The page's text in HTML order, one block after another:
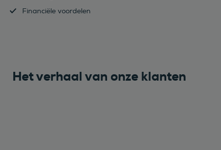
Financiële voordelen
Het verhaal van onze klanten